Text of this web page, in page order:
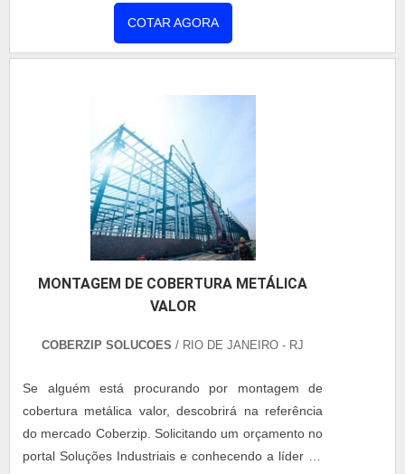
visam apenas o lucro, deixando a desejar nos
quando falamos do segmento de manutenções em
coberturas metálicas. O objetivo é garantir a
satisfação da venda à entrega final, com foco total
na qualidade. A empresa se baseia na crença de
que o trabalho em equipe é o combustível que nos
permite inovar e produzir, e tem colaboradores que
terão grande satisfação em melhor atender.UM
POUCO MAIS SOBRE A EMPRESASomente na
Coberzip tem tudo que se precisa para
opção mais confiável, disponibilizando itens como
qualidade e proteção.A empresa conta com um time
de profissionais qualificados para o serviço, além de
investir em equipamentos modernos, que se
ajustam a sua necessidade. A Coberzip é uma
transparência, isolamento térmico e acústico e um
baixo peso do material. Outro ponto a destacar é
COTAR AGORA
MONTAGEM DE COBERTURA METÁLICA
VALOR
COBERZIP SOLUCOES / RIO DE JANEIRO - RJ
Se alguém está procurando por montagem de
cobertura metálica valor, descobrirá na referência
do mercado Coberzip. Solicitando um orçamento no
portal Soluções Industriais e conhecendo a líder do